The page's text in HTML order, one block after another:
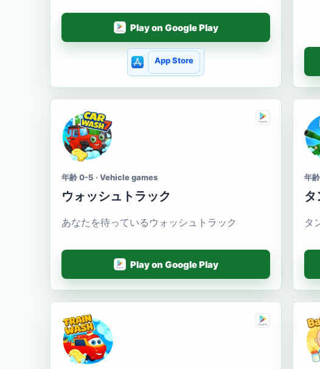
Play on Google Play
App Store
年齢 0-5 · Vehicle games
ウォッシュトラック
あなたを待っているウォッシュトラック
Play on Google Play
年
タ
タ